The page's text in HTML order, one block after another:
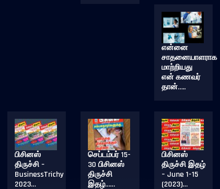
என்னை
சாதனையாளராக
மாற்றியது
என் கணவர்
தான்…..
பிசினஸ்
திருச்சி –
BusinessTrichy
2023…
செப்டம்பர் 15-
30 பிசினஸ்
திருச்சி
இதழ்……
பிசினஸ்
திருச்சி இதழ்
– June 1-15
(2023)…